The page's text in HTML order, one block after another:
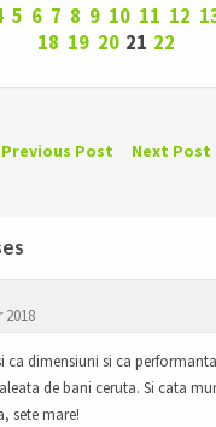
5 6 7 8 9 10 11 12
18 19 20 21 22
Previous Post Next Post
2018
ca dimensiuni si ca
de bani ceruta. Si cata
sete mare!